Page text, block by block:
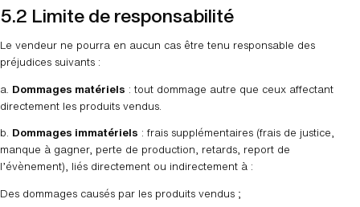
5.2 Limite de responsabilité
Le vendeur ne pourra en aucun cas être tenu responsable des
préjudices suivants :
a. Dommages matériels : tout dommage autre que ceux affectant
directement les produits vendus.
b. Dommages immatériels : frais supplémentaires (frais de justice,
manque à gagner, perte de production, retards, report de
l’évènement), liés directement ou indirectement à :
Des dommages causés par les produits vendus ;